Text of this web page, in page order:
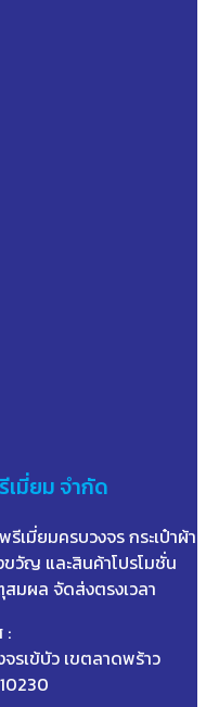
มี่ยม จำกัด
รีเมี่ยมครบวงจร กระเป๋าผ้า
วัญ และสินค้าโปรโมชั่น
มผล จัดส่งตรงเวลา
:
รเข้บัว เขตลาดพร้าว